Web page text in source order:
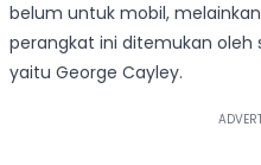
belum untuk mobil,
perangkat ini ditemukan oleh
yaitu George Cayley.